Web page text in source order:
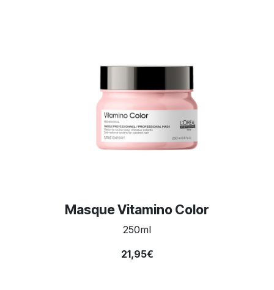
Masque Vitamino Color
250ml
21,95€